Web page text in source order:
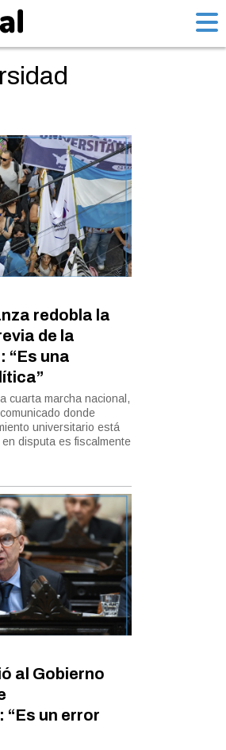
redobla la
de la
“Es una
cuarta marcha nacional,
donde
universitario está
disputa es fiscalmente
al Gobierno
“Es un error